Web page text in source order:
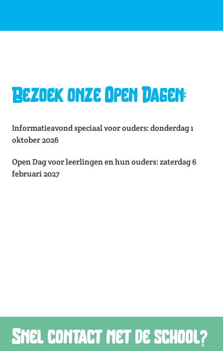
Bezoek onze Open Dagen:
Informatieavond speciaal voor ouders: donderdag 1
oktober 2026
Open Dag voor leerlingen en hun ouders: zaterdag 6
februari 2027
Snel contact met de school?